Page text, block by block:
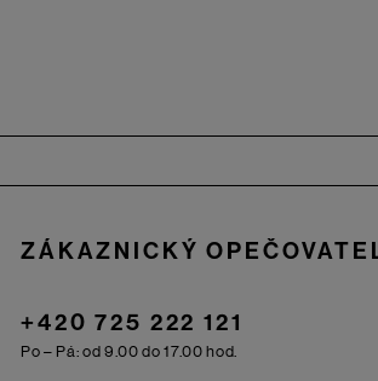
ZÁKAZNICKÝ
+420 725 222 121
Po – Pá: od 9.00 do 17.00 hod.